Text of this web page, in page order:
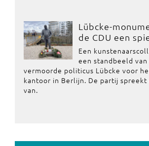
Lübcke-
de CDU een
Een
een standbeeld van
vermoorde politicus Lübcke voor
kantoor in Berlijn. De partij spreekt
van.